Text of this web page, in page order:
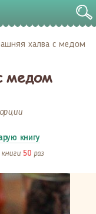
халва с медом
медом
книгу
50 раз